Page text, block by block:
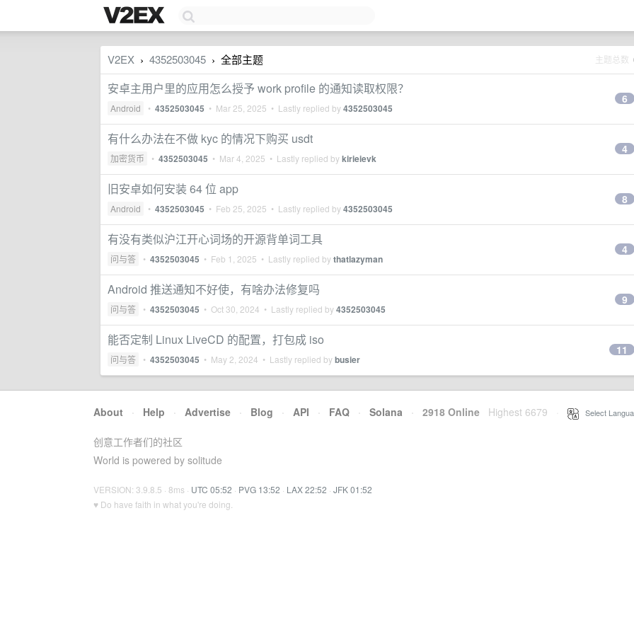
V2EX › 4352503045 › 全部主题 主题总数
安卓主用户里的应用怎么授予 work profile 的通知读取权限？
Android • 4352503045 • Mar 25, 2025 • Lastly replied by4352503045
6
有什么办法在不做 kyc 的情况下购买 usdt
加密货币 • 4352503045 • Mar 4, 2025 • Lastly replied bykirieievk
4
旧安卓如何安装 64 位 app
Android • 4352503045 • Feb 25, 2025 • Lastly replied by4352503045
8
有没有类似沪江开心词场的开源背单词工具
问与答 • 4352503045 • Feb 1, 2025 • Lastly replied bythatlazyman
4
Android 推送通知不好使，有啥办法修复吗
问与答 • 4352503045 • Oct 30, 2024 • Lastly replied by4352503045
9
能否定制 Linux LiveCD 的配置，打包成 iso
问与答 • 4352503045 • May 2, 2024 • Lastly replied bybusier
11
About · Help · Advertise · Blog · API · FAQ · Solana · 2918 Online Highest 6679 Select
创意工作者们的社区
World is powered by solitude
VERSION: 3.9.8.5 · 8ms · UTC 05:52 · PVG 13:52 · LAX 22:52 · JFK 01:52
♥ Do have faith in what you're doing.